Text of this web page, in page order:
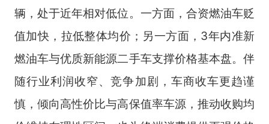
辆，处于近年相对低位。一方面，合资燃油车贬
值加快，拉低整体均价；另一方面，3年内准新
燃油车与优质新能源二手车支撑价格基本盘。伴
随行业利润收窄、竞争加剧，车商收车更趋谨
慎，倾向高性价比与高保值率车源，推动收购均